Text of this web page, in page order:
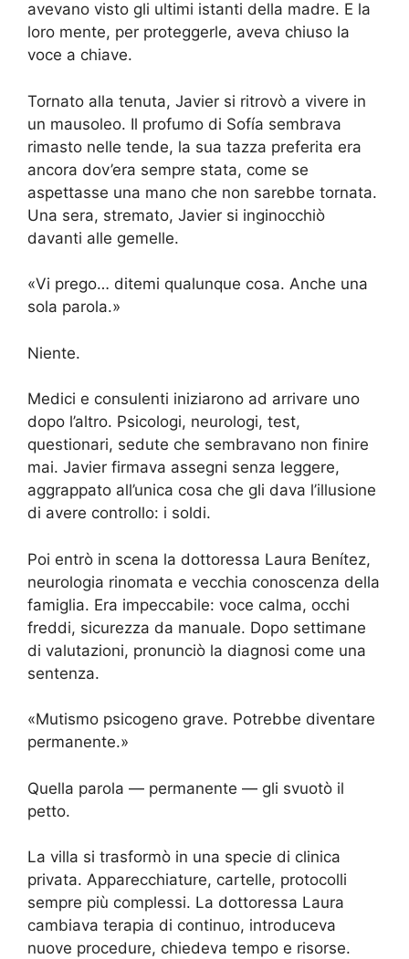
avevano visto gli ultimi istanti della madre. E la
loro mente, per proteggerle, aveva chiuso la
voce a chiave.
Tornato alla tenuta, Javier si ritrovò a vivere in
un mausoleo. Il profumo di Sofía sembrava
rimasto nelle tende, la sua tazza preferita era
ancora dov’era sempre stata, come se
aspettasse una mano che non sarebbe tornata.
Una sera, stremato, Javier si inginocchiò
davanti alle gemelle.
«Vi prego… ditemi qualunque cosa. Anche una
sola parola.»
Niente.
Medici e consulenti iniziarono ad arrivare uno
dopo l’altro. Psicologi, neurologi, test,
questionari, sedute che sembravano non finire
mai. Javier firmava assegni senza leggere,
aggrappato all’unica cosa che gli dava l’illusione
di avere controllo: i soldi.
Poi entrò in scena la dottoressa Laura Benítez,
neurologia rinomata e vecchia conoscenza della
famiglia. Era impeccabile: voce calma, occhi
freddi, sicurezza da manuale. Dopo settimane
di valutazioni, pronunciò la diagnosi come una
sentenza.
«Mutismo psicogeno grave. Potrebbe diventare
permanente.»
Quella parola — permanente — gli svuotò il
petto.
La villa si trasformò in una specie di clinica
privata. Apparecchiature, cartelle, protocolli
sempre più complessi. La dottoressa Laura
cambiava terapia di continuo, introduceva
nuove procedure, chiedeva tempo e risorse.